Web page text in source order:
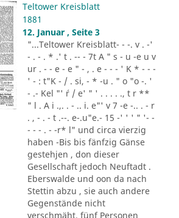
Teltower Kreisblatt
1881
12. Januar , Seite 3
"...Teltower Kreisblatt- - -. v . -'
- . - . * .' t . -- - 7t A " s - u -e u v
ur . - - e - e " - , . e - - - ' K * - - -
' - : t"K - / . si, - * -u . " o "o -. '
- .- Kel "' ´r / e' " ' . . . . ., t r **
" l . A i .,. . - .. i. e"' v 7 -e -.. . - r
. , - . - t .--. e-.u"e.- 15 -' ' ' " '- -
- - - . - -r* l" und circa vierzig
haben -Bis bis fänfzig Gänse
gestehjen , don dieser
Gesellschaft jedoch Neuftadt .
Eberswalde und oon da nach
Stettin abzu , sie auch andere
Gegenstände nicht
verschmäht. fünf Personen